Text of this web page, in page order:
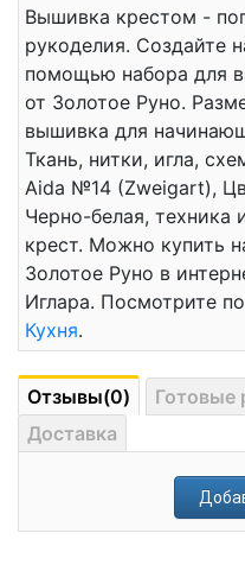
Вышивка крестом -
рукоделия. Создайте
помощью набора для
от Золотое Руно.
вышивка для
Ткань, нитки, игла,
Aida №14 (Zweigart),
Черно-белая, техника
крест. Можно купить
Золотое Руно в
Иглара. Посмотрите
Кухня.
Отзывы(0) Готовые
Доставка